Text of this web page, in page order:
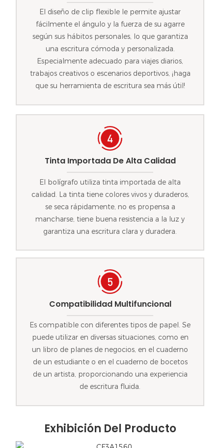
El diseño de clip flexible le permite ajustar
fácilmente el ángulo y la fuerza de su agarre
según sus hábitos personales, lo que garantiza
una escritura cómoda y personalizada.
Especialmente adecuado para viajes diarios,
trabajos creativos o escenarios deportivos, ¡haga
que su herramienta de escritura sea más útil!
Tinta Importada De Alta Calidad
El bolígrafo utiliza tinta importada de alta
calidad. La tinta tiene colores vivos y duraderos,
se seca rápidamente, no es propensa a
mancharse, tiene buena resistencia a la luz y
garantiza una escritura clara y duradera.
Compatibilidad Multifuncional
Es compatible con diferentes tipos de papel. Se
puede utilizar en diversas situaciones, como en
un libro de planes de negocios, en el cuaderno
de un estudiante o en el cuaderno de bocetos
de un artista, proporcionando una experiencia
de escritura fluida.
Exhibición Del Producto